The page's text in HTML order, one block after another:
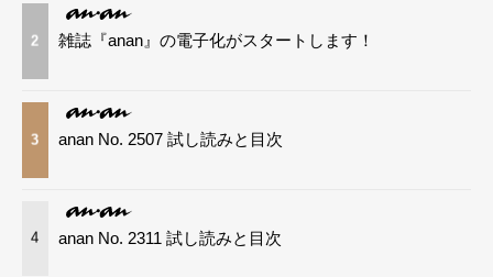
2 雑誌『anan』の電子化がスタートします！
3 anan No. 2507 試し読みと目次
4 anan No. 2311 試し読みと目次